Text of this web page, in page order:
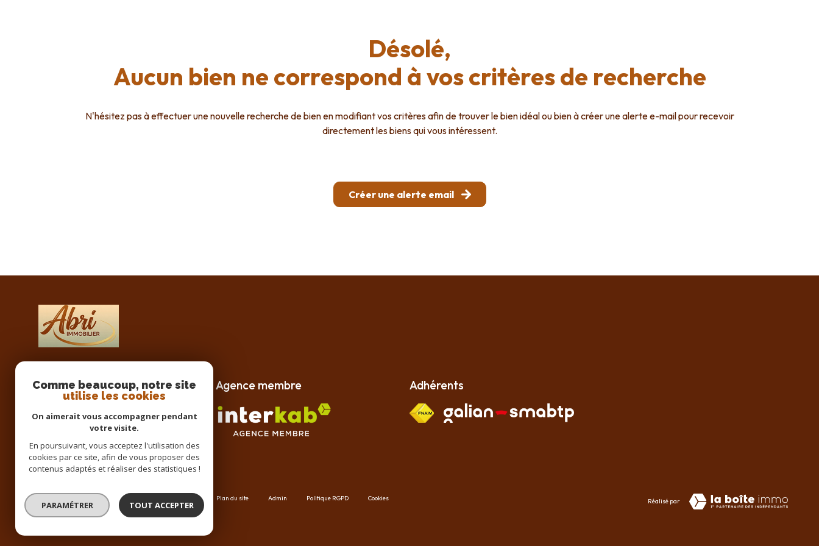
Désolé,
Aucun bien ne correspond à vos critères de recherche
N'hésitez pas à effectuer une nouvelle recherche de bien en modifiant vos critères afin de trouver le bien idéal ou bien à créer une alerte e-mail pour recevoir
directement les biens qui vous intéressent.
Créer une alerte email
Abri Immobilier
04 67 85 14 17
fabregues@abriimmobilier.com
22 avenue pasteur
34690 Fabrègues
Agence membre Adhérents
Nos honoraires Nos partenaires Plan du site Admin Politique RGPD Cookies
© 2026 | Tous droits réservés
Réalisé par
Comme beaucoup, notre site
utilise les cookies
On aimerait vous accompagner pendant
votre visite.
En poursuivant, vous acceptez l'utilisation des
cookies par ce site, afin de vous proposer des
contenus adaptés et réaliser des statistiques !
PARAMÉTRER TOUT ACCEPTER